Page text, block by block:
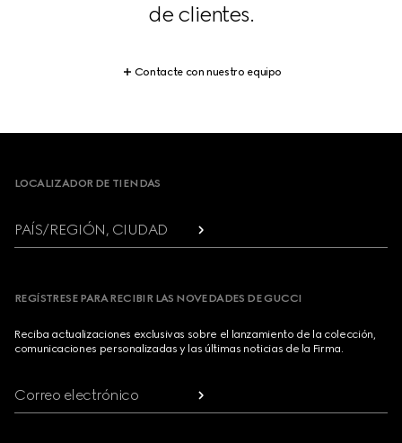
de clientes.
Contacte con nuestro equipo
LOCALIZADOR DE TIENDAS
PAÍS/REGIÓN, CIUDAD
REGÍSTRESE PARA RECIBIR LAS NOVEDADES DE GUCCI
Reciba actualizaciones exclusivas sobre el lanzamiento de la colección,
comunicaciones personalizadas y las últimas noticias de la Firma.
Correo electrónico